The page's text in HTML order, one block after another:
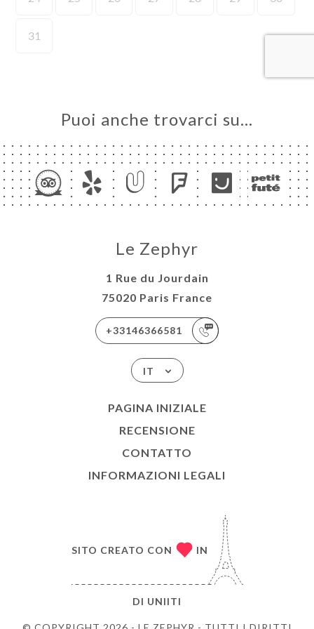
Puoi anche trovarci su…
Le Zephyr
1 Rue du Jourdain
75020 Paris France
+33146366581
IT
PAGINA INIZIALE
RECENSIONE
CONTATTO
INFORMAZIONI LEGALI
SITO CREATO CON IN
DI UNIITI